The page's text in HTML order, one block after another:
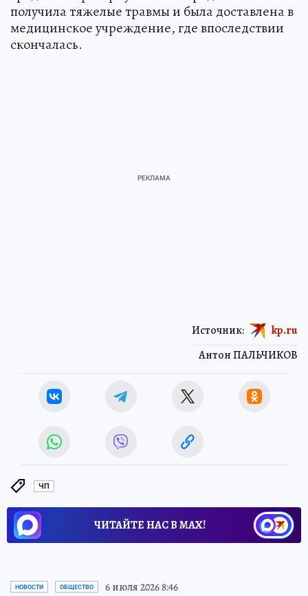
получила тяжелые травмы и была доставлена в
медицинское учреждение, где впоследствии
скончалась.
Антон ПАЛЬЧИКОВ
Источник: kp.ru
ЧП
ЧИТАЙТЕ НАС В МАХ!
НОВОСТИ ОБЩЕСТВО 6 июля 2026 8:46